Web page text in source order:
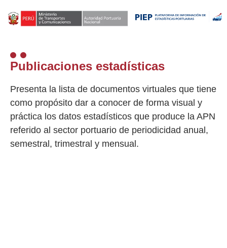
Publicaciones estadísticas
Presenta la lista de documentos virtuales que tiene
como propósito dar a conocer de forma visual y
práctica los datos estadísticos que produce la APN
referido al sector portuario de periodicidad anual,
semestral, trimestral y mensual.